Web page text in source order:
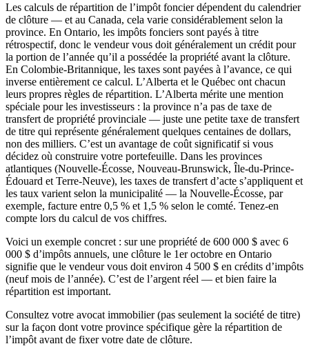
Les calculs de répartition de l’impôt foncier dépendent du calendrier
de clôture — et au Canada, cela varie considérablement selon la
province. En Ontario, les impôts fonciers sont payés à titre
rétrospectif, donc le vendeur vous doit généralement un crédit pour
la portion de l’année qu’il a possédée la propriété avant la clôture.
En Colombie-Britannique, les taxes sont payées à l’avance, ce qui
inverse entièrement ce calcul. L’Alberta et le Québec ont chacun
leurs propres règles de répartition. L’Alberta mérite une mention
spéciale pour les investisseurs : la province n’a pas de taxe de
transfert de propriété provinciale — juste une petite taxe de transfert
de titre qui représente généralement quelques centaines de dollars,
non des milliers. C’est un avantage de coût significatif si vous
décidez où construire votre portefeuille. Dans les provinces
atlantiques (Nouvelle-Écosse, Nouveau-Brunswick, Île-du-Prince-
Édouard et Terre-Neuve), les taxes de transfert d’acte s’appliquent et
les taux varient selon la municipalité — la Nouvelle-Écosse, par
exemple, facture entre 0,5 % et 1,5 % selon le comté. Tenez-en
compte lors du calcul de vos chiffres.
Voici un exemple concret : sur une propriété de 600 000 $ avec 6
000 $ d’impôts annuels, une clôture le 1er octobre en Ontario
signifie que le vendeur vous doit environ 4 500 $ en crédits d’impôts
(neuf mois de l’année). C’est de l’argent réel — et bien faire la
répartition est important.
Consultez votre avocat immobilier (pas seulement la société de titre)
sur la façon dont votre province spécifique gère la répartition de
l’impôt avant de fixer votre date de clôture.